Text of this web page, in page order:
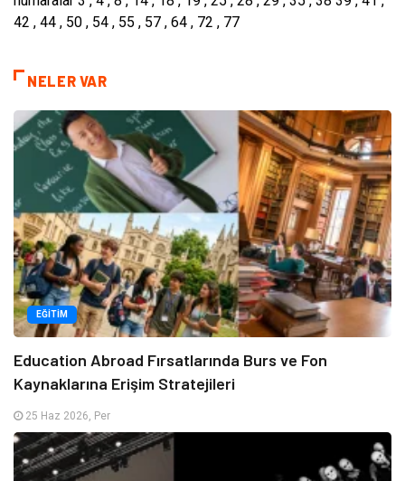
42 , 44 , 50 , 54 , 55 , 57 , 64 , 72 , 77
NELER VAR
EĞITIM
Education Abroad Fırsatlarında Burs ve Fon
Kaynaklarına Erişim Stratejileri
25 Haz 2026, Per